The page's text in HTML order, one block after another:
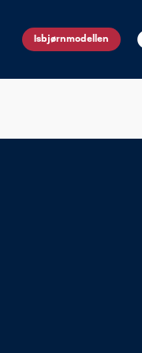
Isbjørnmodellen